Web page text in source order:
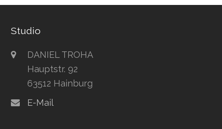
Studio
DANIEL TROHA
Hauptstr. 92
63512 Hainburg
E-Mail